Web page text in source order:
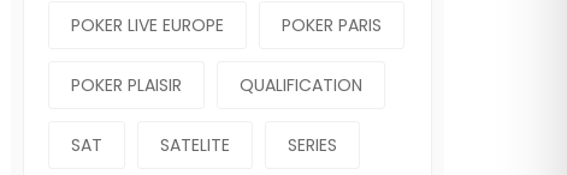
POKER LIVE EUROPE POKER PARIS
POKER PLAISIR QUALIFICATION
SAT SATELITE SERIES